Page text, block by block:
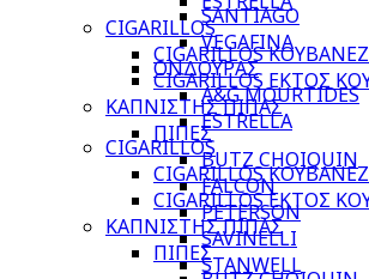
CIGARILLOS
CIGARILLOS
CIGARILLOS ΕΚΤΟΣ
ΚΑΠΝΙΣΤΗΣ ΠΙΠΑΣ
ΠΙΠΕΣ
BUTZ CHOIQUIN
FALCON
PETERSON
SAVINELLI
STANWELL
SANTIAGO
VEGAFINA
ΟΝΔΟΥΡΑΣ
A&G MOURTIDES
ESTRELLA
CIGARILLOS
CIGARILLOS
CIGARILLOS ΕΚΤΟΣ
ΚΑΠΝΙΣΤΗΣ ΠΙΠΑΣ
ΠΙΠΕΣ